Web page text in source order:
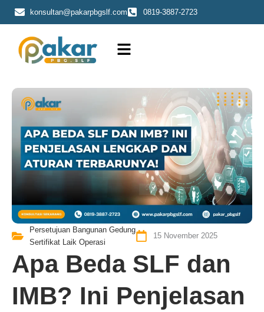
konsultan@pakarpbgslf.com 0819-3887-2723
Persetujuan Bangunan Gedung
Sertifikat Laik Operasi
15 November 2025
Apa Beda SLF dan
IMB? Ini Penjelasan